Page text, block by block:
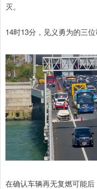
灭。
14时13分，见义勇为的三
在确认车辆再无复燃可能